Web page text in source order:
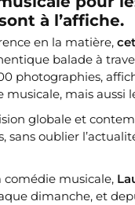
à l’affiche.
en la matière,
balade à
photographies,
mais aussi
globale et
sans oublier
comédie musicale,
dimanche, et